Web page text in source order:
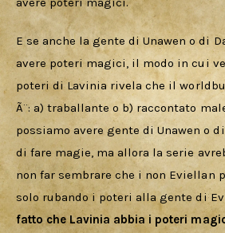
E se anche la gente di Unawen o di
avere poteri magici, il modo in cui
poteri di Lavinia rivela che il
Ã¨: a) traballante o b) raccontato
possiamo avere gente di Unawen o
di fare magie, ma allora la serie
non far sembrare che i non Eviellan
solo rubando i poteri alla gente di
fatto che Lavinia abbia i poteri